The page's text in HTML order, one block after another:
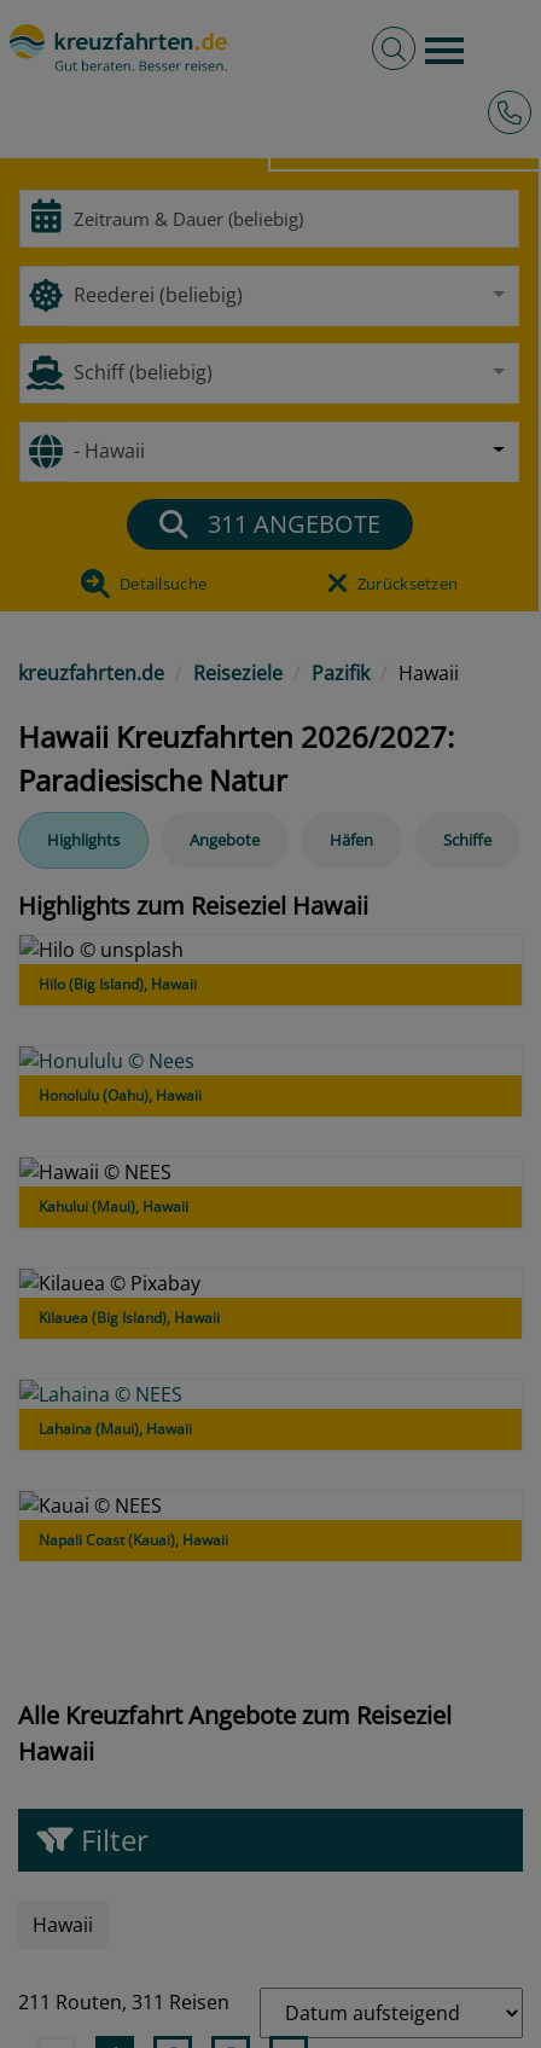
Burger
Volltextsuche
Reederei (beliebig)
Schiff (beliebig)
- Hawaii
311 ANGEBOTE
Detailsuche Zurücksetzen
kreuzfahrten.de Reiseziele Pazifik Hawaii
Hawaii Kreuzfahrten 2026/2027:
Paradiesische Natur
Highlights Angebote Häfen Schiffe
Highlights zum Reiseziel Hawaii
Hilo (Big Island), Hawaii
Honolulu (Oahu), Hawaii
Kahului (Maui), Hawaii
Kilauea (Big Island), Hawaii
Lahaina (Maui), Hawaii
Napali Coast (Kauai), Hawaii
Alle Kreuzfahrt Angebote zum Reiseziel
Hawaii
Filter
Hawaii
211 Routen, 311 Reisen